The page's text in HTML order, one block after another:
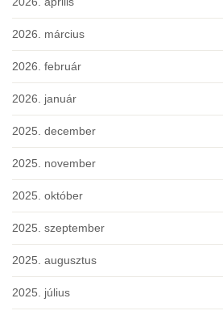
2026. március
2026. február
2026. január
2025. december
2025. november
2025. október
2025. szeptember
2025. augusztus
2025. július